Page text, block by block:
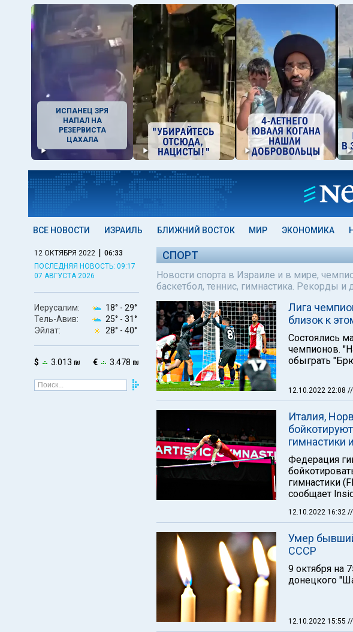
ИСПАНЕЦ ЗРЯ
НАПАЛ НА
РЕЗЕРВИСТА
ЦАХАЛА
ВСЕ НОВОСТИ ИЗРАИЛЬ БЛИЖНИЙ ВОСТОК МИР ЭКОНОМИКА
12 ОКТЯБРЯ 2022 | 06:33
ПОСЛЕДНЯЯ НОВОСТЬ: 09:17
07 АВГУСТА 2026
Иерусалим: 18° - 29°
Тель-Авив:
25° - 31°
Эйлат:
28° - 40°
$ 3.013 ₪ € 3.478 ₪
СПОРТ
Новости спорта в Израиле и в мире,
баскетбол, теннис, гимнастика. Рекорды и
Лига
близок к
Состоялись
чемпионов.
обыграть
12.10.2022 22:08 //
Италия,
гимнастики
Федерация
гимнастики
сообщает
12.10.2022 16:32 //
Умер
СССР
9 октября на
донецкого
12.10.2022 15:55 //